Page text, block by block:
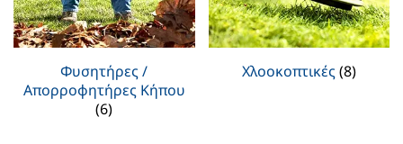
Φυσητήρες /
Απορροφητήρες Κήπου
(6)
Χλοοκοπτικές (8)